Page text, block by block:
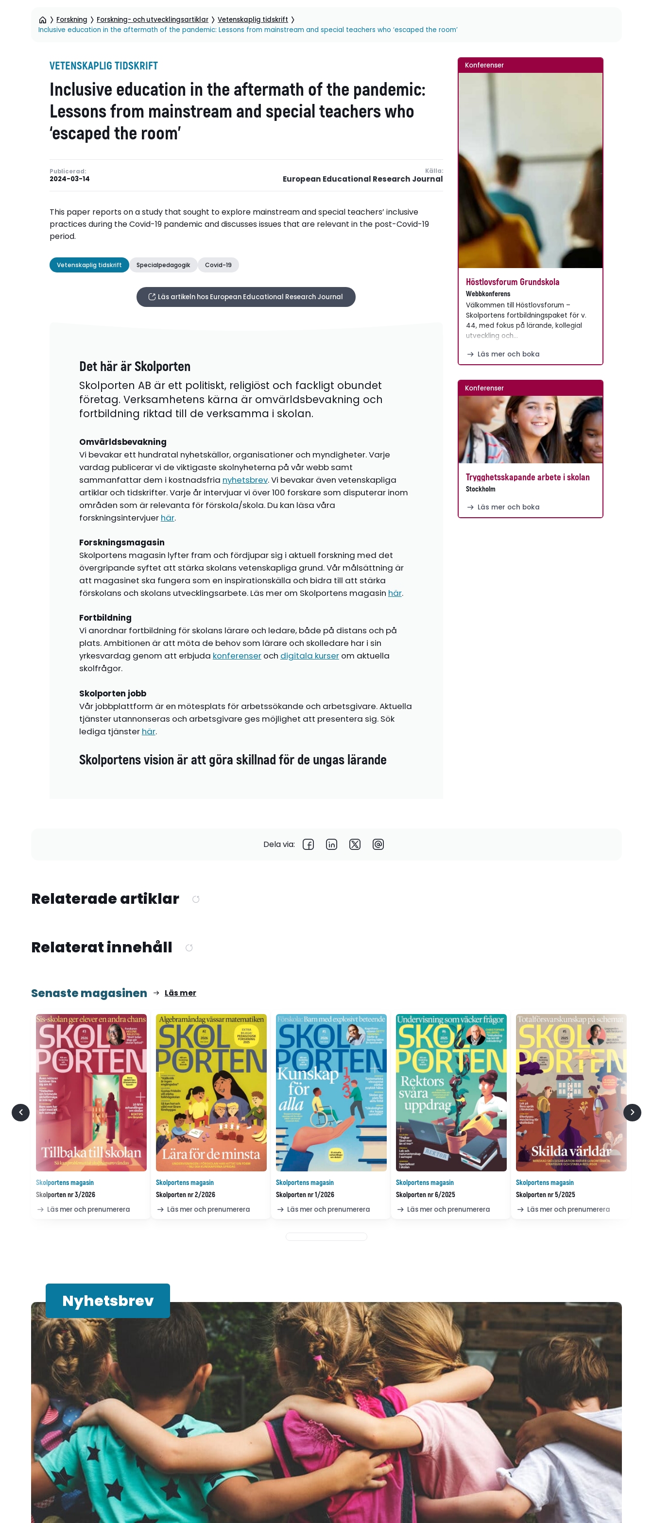
Forskning Forskning- och utvecklingsartiklar
Vetenskaplig tidskrift
Inclusive education in the aftermath of the pandemic: Lessons from mainstream and special teachers who ‘escaped the room’
VETENSKAPLIG TIDSKRIFT
Inclusive education in the aftermath of the pandemic:
Lessons from mainstream and special teachers who
‘escaped the room’
Publicerad:
2024-03-14
Källa:
European Educational Research Journal
This paper reports on a study that sought to explore mainstream and special teachers’ inclusive
practices during the Covid-19 pandemic and discusses issues that are relevant in the post-Covid-19
period.
Vetenskaplig tidskrift Specialpedagogik Covid-19
Läs artikeln hos European Educational Research Journal
Det här är Skolporten
Skolporten AB är ett politiskt, religiöst och fackligt obundet
företag. Verksamhetens kärna är omvärldsbevakning och
fortbildning riktad till de verksamma i skolan.
Omvärldsbevakning
Vi bevakar ett hundratal nyhetskällor, organisationer och myndigheter. Varje
vardag publicerar vi de viktigaste skolnyheterna på vår webb samt
sammanfattar dem i kostnadsfria nyhetsbrev. Vi bevakar även vetenskapliga
artiklar och tidskrifter. Varje år intervjuar vi över 100 forskare som disputerar inom
områden som är relevanta för förskola/skola. Du kan läsa våra
forskningsintervjuer här.
Forskningsmagasin
Skolportens magasin lyfter fram och fördjupar sig i aktuell forskning med det
övergripande syftet att stärka skolans vetenskapliga grund. Vår målsättning är
att magasinet ska fungera som en inspirationskälla och bidra till att stärka
förskolans och skolans utvecklingsarbete. Läs mer om Skolportens magasin här.
Fortbildning
Vi anordnar fortbildning för skolans lärare och ledare, både på distans och på
plats. Ambitionen är att möta de behov som lärare och skolledare har i sin
yrkesvardag genom att erbjuda konferenseroch digitala kurserom aktuella
skolfrågor.
Skolporten jobb
Vår jobbplattform är en mötesplats för arbetssökande och arbetsgivare. Aktuella
tjänster utannonseras och arbetsgivare ges möjlighet att presentera sig. Sök
lediga tjänster här.
Skolportens vision är att göra skillnad för de ungas lärande
Konferenser
Höstlovsforum Grundskola
Webbkonferens
Välkommen till Höstlovsforum –
Skolportens fortbildningspaket för v.
44, med fokus på lärande, kollegial
utveckling och…
Läs mer och boka
Konferenser
Trygghetsskapande arbete i skolan
Stockholm
Läs mer och boka
Dela via:
Relaterade artiklar
Relaterat innehåll
Senaste magasinen Läs mer
Skolportens magasin
Skolporten nr 3/2026
Läs mer och prenumerera
Skolportens magasin
Skolporten nr 2/2026
Läs mer och prenumerera
Skolportens magasin
Skolporten nr 1/2026
Läs mer och prenumerera
Skolportens magasin
Skolporten nr 6/2025
Läs mer och prenumerera
Skolportens magasin
Skolporten nr 5/2025
Läs mer och prenumerera
Nyhetsbrev